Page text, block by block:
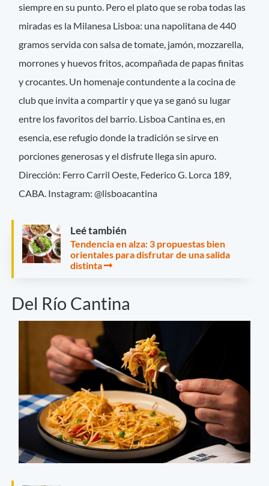
siempre en su punto. Pero el plato que se roba todas las
miradas es la Milanesa Lisboa: una napolitana de 440
gramos servida con salsa de tomate, jamón, mozzarella,
morrones y huevos fritos, acompañada de papas finitas
y crocantes. Un homenaje contundente a la cocina de
club que invita a compartir y que ya se ganó su lugar
entre los favoritos del barrio. Lisboa Cantina es, en
esencia, ese refugio donde la tradición se sirve en
porciones generosas y el disfrute llega sin apuro.
Dirección: Ferro Carril Oeste, Federico G. Lorca 189,
CABA. Instagram: @lisboacantina
Leé también
Tendencia en alza: 3 propuestas bien
orientales para disfrutar de una salida
distinta
Del Río Cantina